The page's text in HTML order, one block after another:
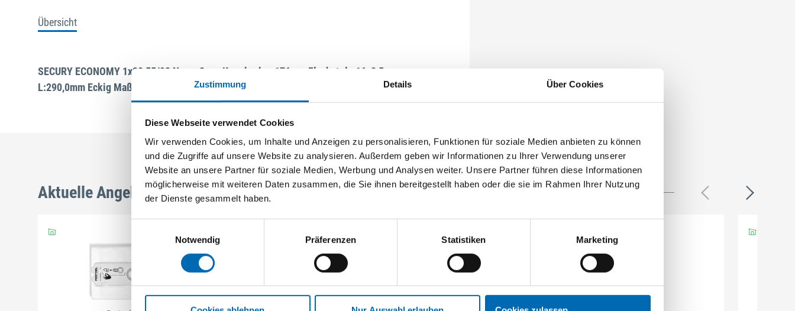
Zustimmung Details Über Cookies
Diese Webseite verwendet Cookies
Wir verwenden Cookies, um Inhalte und Anzeigen zu personalisieren, Funktionen für soziale Medien anbieten zu können
und die Zugriffe auf unsere Website zu analysieren. Außerdem geben wir Informationen zu Ihrer Verwendung unserer
Website an unsere Partner für soziale Medien, Werbung und Analysen weiter. Unsere Partner führen diese Informationen
möglicherweise mit weiteren Daten zusammen, die Sie ihnen bereitgestellt haben oder die sie im Rahmen Ihrer Nutzung
der Dienste gesammelt haben.
Notwendig
Präferenzen Statistiken Marketing
Übersicht
SECURY ECONOMY 1x20 55/92 Nuss: 8mm Kennkerbe: 176mm Flachstulp 16x2,5mm
L:290,0mm Eckig Maße: ferGUard*silber
Aktuelle Angebote